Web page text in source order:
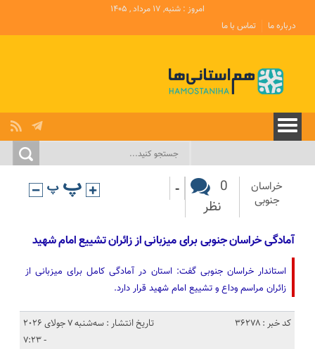
امروز : شنبه, ۱۷ مرداد , ۱۴۰۵
درباره ما
تماس با ما
خراسان
جنوبی
0
نظر
-
آمادگی خراسان جنوبی برای میزبانی از زائران تشییع امام شهید
استاندار خراسان جنوبی گفت: استان در آمادگی کامل برای میزبانی از
زائران مراسم وداع و تشییع امام شهید قرار دارد.
کد خبر : 36278
تاریخ انتشار : سه‌شنبه 7 جولای 2026
- 7:23